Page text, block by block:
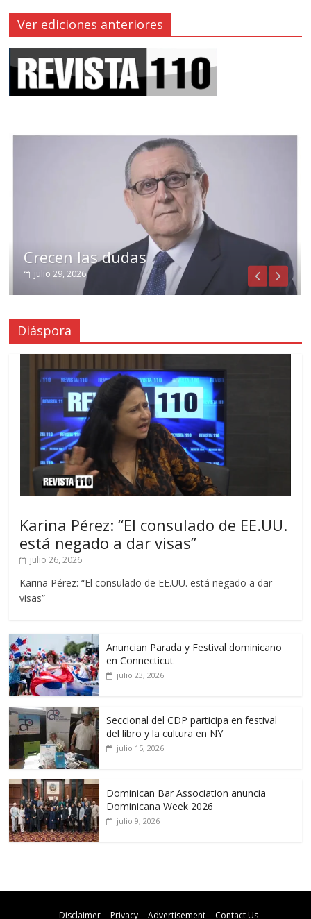
Ver ediciones anteriores
Crecen las dudas
julio 29, 2026
Diáspora
Karina Pérez: “El consulado de EE.UU.
está negado a dar visas”
julio 26, 2026
Karina Pérez: “El consulado de EE.UU. está negado a dar
visas”
Anuncian Parada y Festival dominicano
en Connecticut
julio 23, 2026
Seccional del CDP participa en festival
del libro y la cultura en NY
julio 15, 2026
Dominican Bar Association anuncia
Dominicana Week 2026
julio 9, 2026
Disclaimer Privacy Advertisement Contact Us